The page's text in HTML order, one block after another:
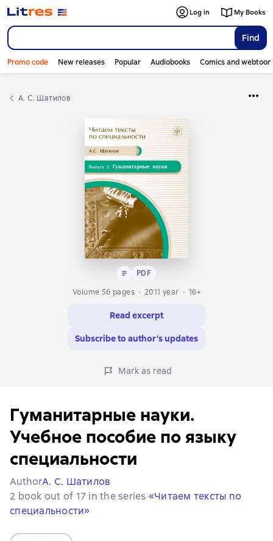
Find
Log in My Books
Promo code New releases Popular Audiobooks Comics and
А. С. Шатилов
Text PDF
PDF
Volume 56 pages
2011 year 16+
Read excerpt
Subscribe to author’s updates
Mark as read
Гуманитарные науки.
Учебное пособие по языку
специальности
AuthorА. С. Шатилов
2 book out of 17 in the series «Читаем тексты по
специальности»